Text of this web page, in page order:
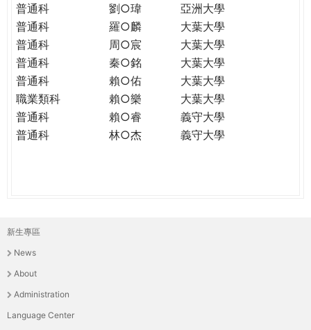
普通科
劉○瑋
亞洲大學
普通科
羅○麟
大葉大學
普通科
周○宸
大葉大學
普通科
秦○銘
大葉大學
普通科
賴○佑
大葉大學
職業類科
賴○樂
大葉大學
普通科
賴○睿
義守大學
普通科
林○杰 義守大學
主
選
單
新生專區
News
About
Administration
Language Center